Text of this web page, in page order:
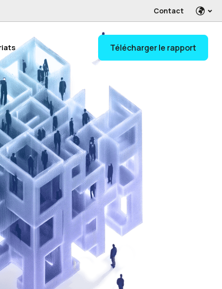
Contact
Télécharger le rapport